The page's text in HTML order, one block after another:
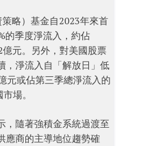
略）基金自2023年來首
的季度淨流入，約佔
億元。另外，對美國股票
，淨流入自「解放日」低
元或佔第三季總淨流入的
場。
，隨著強積金系統過渡至
應商的主導地位趨勢確